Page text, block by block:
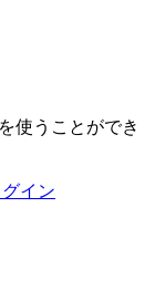
使うことができ
イン